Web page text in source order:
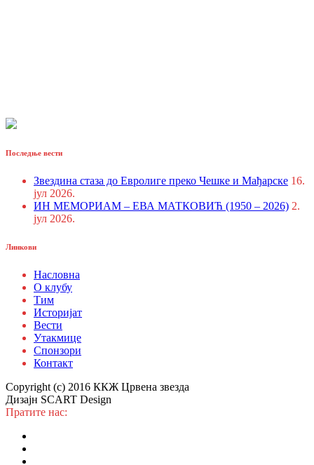
Последње вести
Звездина стаза до Евролиге преко Чешке и Мађарске 16.
јул 2026.
ИН МЕМОРИАМ – ЕВА МАТКОВИЋ (1950 – 2026) 2.
јул 2026.
Линкови
Насловна
О клубу
Тим
Историјат
Вести
Утакмице
Спонзори
Контакт
Copyright (c) 2016 ККЖ Црвена звезда
Дизајн SCART Design
Пратите нас: